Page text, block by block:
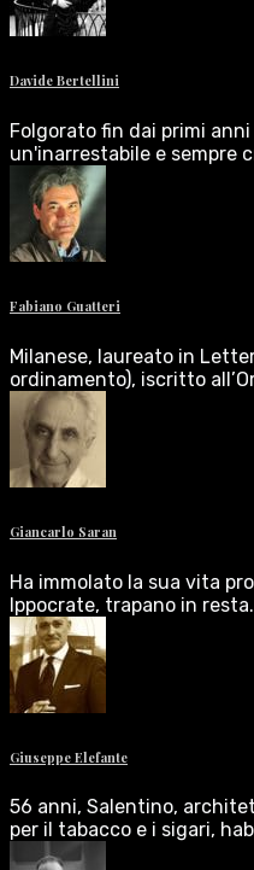
Davide Bertellini
Folgorato fin dai primi
un'inarrestabile e sempre
Fabiano Guatteri
Milanese, laureato in
ordinamento), iscritto
Giancarlo Saran
Ha immolato la sua vita
Ippocrate, trapano in
Giuseppe Elefante
56 anni, Salentino,
per il tabacco e i sigari,